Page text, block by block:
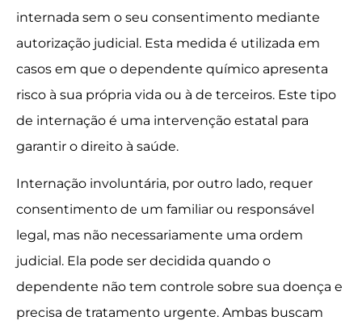
internada sem o seu consentimento mediante
autorização judicial. Esta medida é utilizada em
casos em que o dependente químico apresenta
risco à sua própria vida ou à de terceiros. Este tipo
de internação é uma intervenção estatal para
garantir o direito à saúde.
Internação involuntária, por outro lado, requer
consentimento de um familiar ou responsável
legal, mas não necessariamente uma ordem
judicial. Ela pode ser decidida quando o
dependente não tem controle sobre sua doença e
precisa de tratamento urgente. Ambas buscam